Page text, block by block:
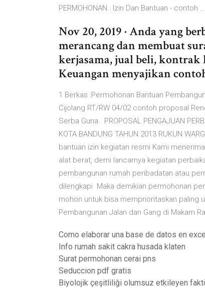
PERMOHONAN : Izin Dan Bantuan - contoh …
Nov 20, 2019 · Anda yang
merancang dan membuat
kerjasama, jual beli,
Keuangan menyajikan
1 Berkas :Permohonan Bantuan
Cijolang RT/RW 04/02 contoh proposal
Serba Guna . PROPOSAL PENGAJUAN
KOTA BANDUNG TAHUN 2013 RUKUN
bantuan izin kegiatan resmi Kami
alat berat, demi lancarnya kegiatan
pembangunan rumah peribadatan atau
dilengkapi Maka demikian permohonan
mohon untuk bisa memprioritaskan paling
Pembangunan Jalan dan Gang di Makam
Como elaborar una base de datos en
Info rumah sakit cakra husada klaten
Surat permohonan cerai pns
Seduccion pdf gratis
Biyolojik çeşitliliği olumsuz etkileyen